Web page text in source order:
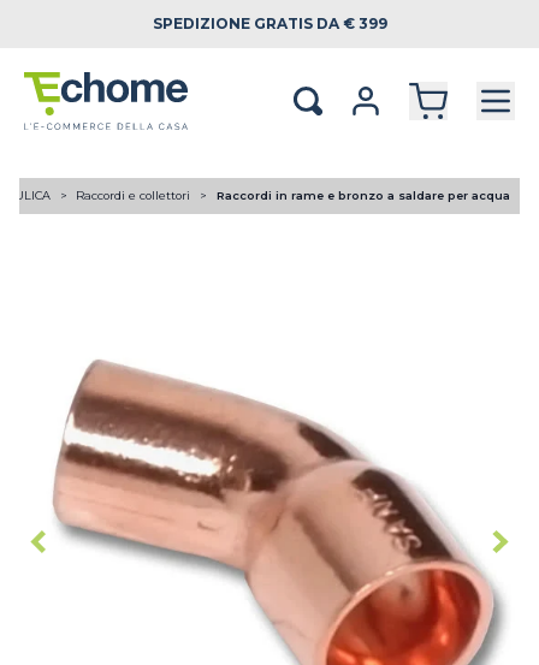
SPEDIZIONE GRATIS DA € 399
Raccordi e collettori Raccordi in rame e bronzo a saldare per acqua